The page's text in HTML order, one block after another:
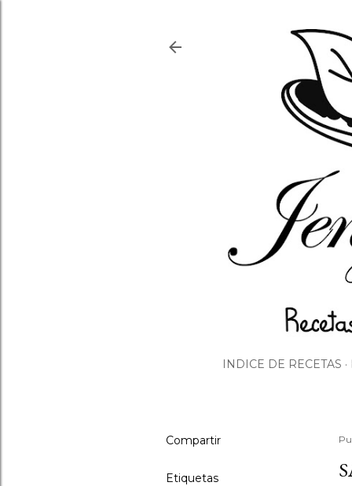
INDICE DE RECETAS
Compartir
Etiquetas